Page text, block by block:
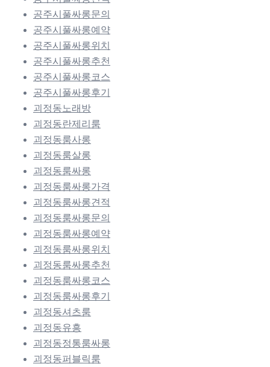
공주시풀싸롱문의
공주시풀싸롱예약
공주시풀싸롱위치
공주시풀싸롱추천
공주시풀싸롱코스
공주시풀싸롱후기
괴정동노래방
괴정동란제리룸
괴정동룸사롱
괴정동룸살롱
괴정동룸싸롱
괴정동룸싸롱가격
괴정동룸싸롱견적
괴정동룸싸롱문의
괴정동룸싸롱예약
괴정동룸싸롱위치
괴정동룸싸롱추천
괴정동룸싸롱코스
괴정동룸싸롱후기
괴정동셔츠룸
괴정동유흥
괴정동정통룸싸롱
괴정동퍼블릭룸